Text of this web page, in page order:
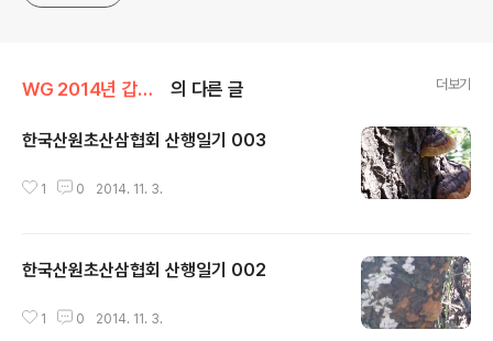
WG 2014년 갑오년 기록 의 다른 글 더보기
한국산원초산삼협회 산행일기 003
1 0 2014. 11. 3.
한국산원초산삼협회 산행일기 002
1 0 2014. 11. 3.